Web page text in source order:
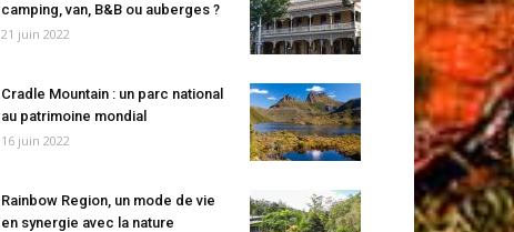
camping, van, B&B ou auberges ?
21 juin 2022
Cradle Mountain : un parc national
au patrimoine mondial
16 juin 2022
Rainbow Region, un mode de vie
en synergie avec la nature